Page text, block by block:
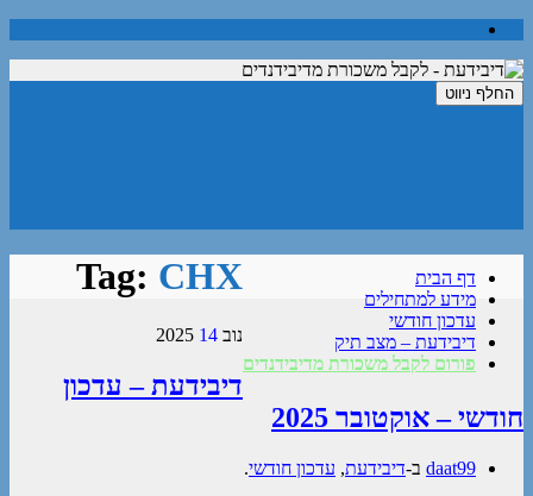
החלף ניווט
דף הבית
מידע למתחילים
עדכון חודשי
דיבידעת – מצב תיק
פורום לקבל משכורת מדיבידנדים
Tag: CHX
נוב 14
2025
דיבידעת – עדכון
חודשי – אוקטובר 2025
daat99 ב-דיבידעת, עדכון חודשי.